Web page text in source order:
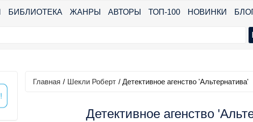
БИБЛИОТЕКА ЖАНРЫ АВТОРЫ ТОП-100 НОВИНКИ
Главная / Шекли Роберт / Детективное агенство 'Альтернатива'
Детективное агенство